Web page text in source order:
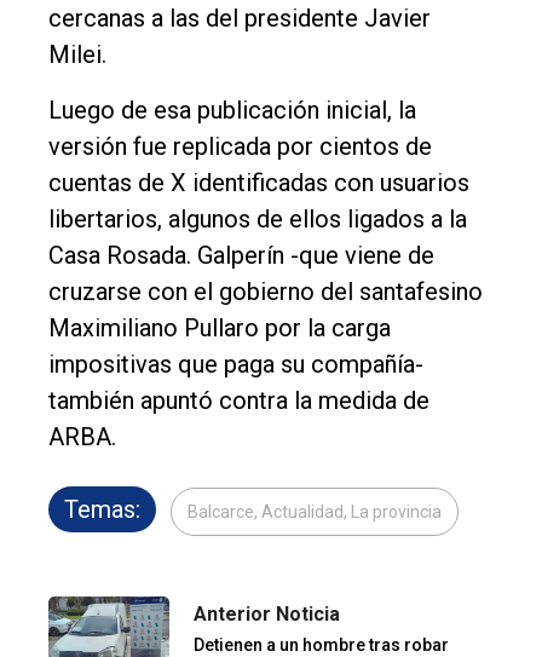
cercanas a las del presidente Javier
Milei.
Luego de esa publicación inicial, la
versión fue replicada por cientos de
cuentas de X identificadas con usuarios
libertarios, algunos de ellos ligados a la
Casa Rosada. Galperín -que viene de
cruzarse con el gobierno del santafesino
Maximiliano Pullaro por la carga
impositivas que paga su compañía-
también apuntó contra la medida de
ARBA.
Temas: Balcarce, Actualidad, La provincia
Anterior Noticia
Detienen a un hombre tras robar